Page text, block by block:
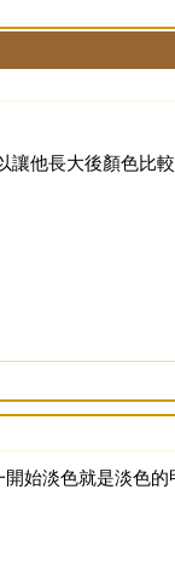
讓他長大後顏色比
始淡色就是淡色